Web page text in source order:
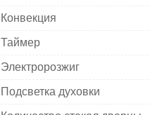
Конвекция
Таймер
Электророзжиг
Подсветка духовки